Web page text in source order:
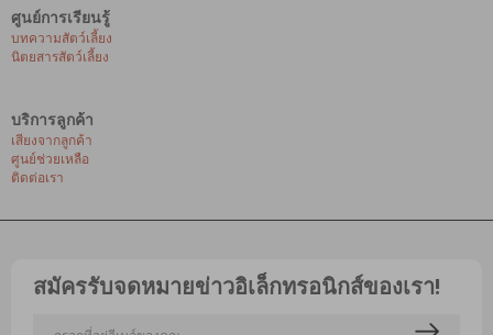
ศูนย์การเรียนรู้
บทความสัตว์เลี้ยง
นิตยสารสัตว์เลี้ยง
บริการลูกค้า
เสียงจากลูกค้า
ศูนย์ช่วยเหลือ
ติดต่อเรา
สมัครรับจดหมายข่าวอิเล็กทรอนิกส์ของเรา!